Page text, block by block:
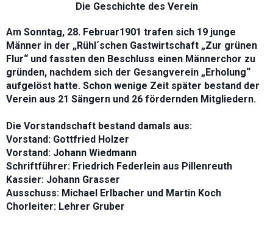
Die Geschichte des Verein
Am Sonntag, 28. Februar1901 trafen sich 19 junge
Männer in der „Rühl´schen Gastwirtschaft „Zur grünen
Flur“ und fassten den Beschluss einen Männerchor zu
gründen, nachdem sich der Gesangverein „Erholung“
aufgelöst hatte. Schon wenige Zeit später bestand der
Verein aus 21 Sängern und 26 fördernden Mitgliedern.
Die Vorstandschaft bestand damals aus:
Vorstand: Gottfried Holzer
Vorstand: Johann Wiedmann
Schriftführer: Friedrich Federlein aus Pillenreuth
Kassier: Johann Grasser
Ausschuss: Michael Erlbacher und Martin Koch
Chorleiter: Lehrer Gruber